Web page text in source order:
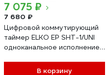
7 075 ₽
7 680 ₽
Цифровой коммутирующий
таймер ELKO EP SHT-1/UNI
одноканальное исполнение,
недельный. AC/DC 12- 240V
В корзину